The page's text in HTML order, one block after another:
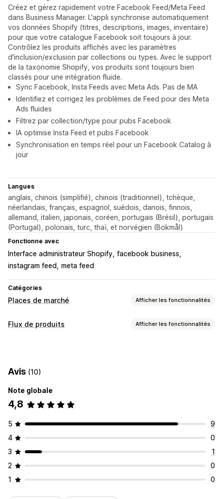
Créez et gérez rapidement votre Facebook Feed/Meta Feed
dans Business Manager. L'appli synchronise automatiquement
vos données Shopify (titres, descriptions, images, inventaire)
pour que votre catalogue Facebook soit toujours à jour.
Contrôlez les produits affichés avec les paramètres
d'inclusion/exclusion par collections ou types. Avec le support
de la taxonomie Shopify, vos produits sont toujours bien
classés pour une intégration fluide.
Sync Facebook, Insta Feeds avec Meta Ads. Pas de MA
Identifiez et corrigez les problèmes de Feed pour des Meta
Ads fluides
Filtrez par collection/type pour pubs Facebook
IA optimise Insta Feed et pubs Facebook
Synchronisation en temps réel pour un Facebook Catalog à
jour
Langues
anglais, chinois (simplifié), chinois (traditionnel), tchèque,
néerlandais, français, espagnol, suédois, danois, finnois,
allemand, italien, japonais, coréen, portugais (Brésil), portugais
(Portugal), polonais, turc, thaï, et norvégien (Bokmål)
Fonctionne avec
Interface administrateur Shopify facebook business
instagram feed
meta feed
Catégories
Places de marché Afficher les fonctionnalités
Gestion des listes
Traduction des flux
Listes personnalisées
Flux de produits Afficher les fonctionnalités
Champs méta
Multilingue
Gestion des flux
Sélection de produit
Optimisation du flux
Avis (10)
Note globale
4,8
5
9
4
0
3
1
2
0
1
0